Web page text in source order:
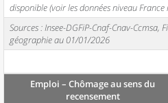
disponible (voir les données niveau
Sources : Insee-DGFiP-Cnaf-Cnav-Ccmsa,
géographie au 01/01/2026
Emploi – Chômage au sens du
recensement